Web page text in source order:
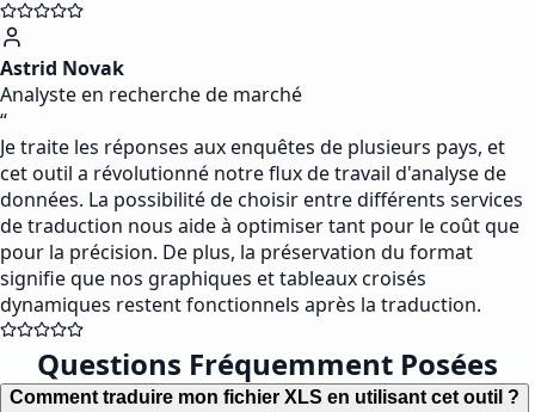
Astrid Novak
Analyste en recherche de marché
“
Je traite les réponses aux enquêtes de plusieurs pays, et
cet outil a révolutionné notre flux de travail d'analyse de
données. La possibilité de choisir entre différents services
de traduction nous aide à optimiser tant pour le coût que
pour la précision. De plus, la préservation du format
signifie que nos graphiques et tableaux croisés
dynamiques restent fonctionnels après la traduction.
Questions Fréquemment Posées
Comment traduire mon fichier XLS en utilisant cet outil ?